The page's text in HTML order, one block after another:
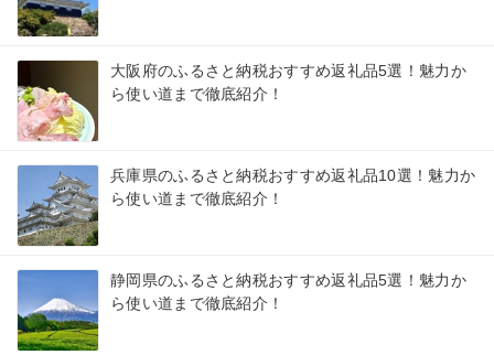
大阪府のふるさと納税おすすめ返礼品5選！魅力か
ら使い道まで徹底紹介！
兵庫県のふるさと納税おすすめ返礼品10選！魅力か
ら使い道まで徹底紹介！
静岡県のふるさと納税おすすめ返礼品5選！魅力か
ら使い道まで徹底紹介！